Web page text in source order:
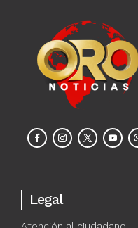
Legal
Atención al ciudadano